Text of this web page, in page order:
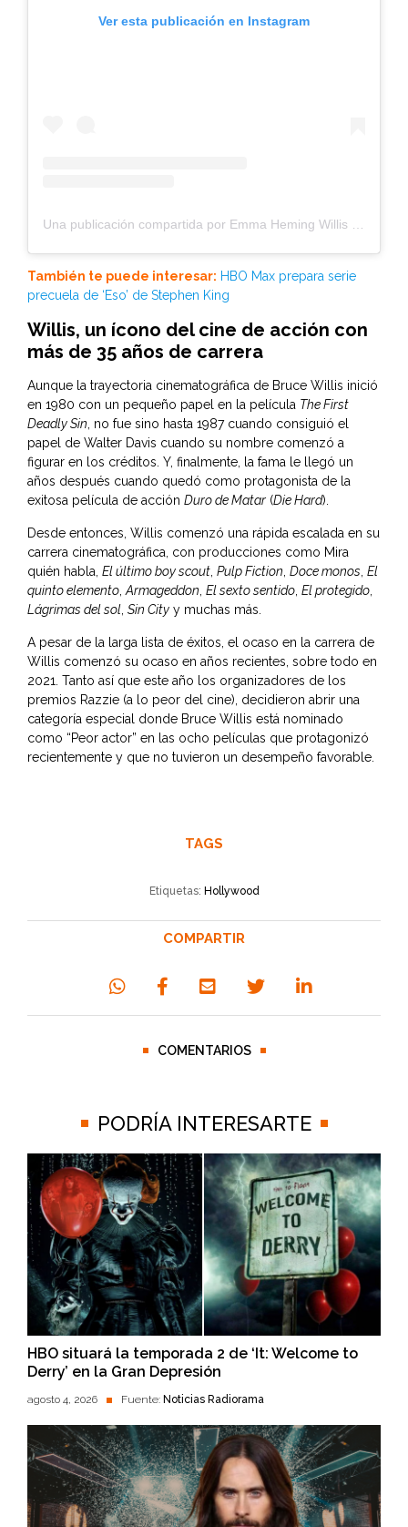
Ver esta publicación en Instagram
También te puede interesar: HBO Max prepara serie
precuela de ‘Eso’ de Stephen King
Willis, un ícono del cine de acción con
más de 35 años de carrera
Aunque la trayectoria cinematográfica de Bruce Willis inició
en 1980 con un pequeño papel en la película The First
Deadly Sin , no fue sino hasta 1987 cuando consiguió el
papel de Walter Davis cuando su nombre comenzó a
figurar en los créditos. Y, finalmente, la fama le llegó un
años después cuando quedó como protagonista de la
exitosa película de acción Duro de Matar (Die Hard).
Desde entonces, Willis comenzó una rápida escalada en su
carrera cinematográfica, con producciones como Mira
quién habla, El último boy scout Pulp Fiction Doce monos El
quinto elemento Armageddon El sexto sentido El protegido
Lágrimas del sol Sin City y muchas más.
A pesar de la larga lista de éxitos, el ocaso en la carrera de
Willis comenzó su ocaso en años recientes, sobre todo en
2021. Tanto así que este año los organizadores de los
premios Razzie (a lo peor del cine), decidieron abrir una
categoría especial donde Bruce Willis está nominado
como “Peor actor” en las ocho películas que protagonizó
recientemente y que no tuvieron un desempeño favorable.
TAGS
Etiquetas: Hollywood
COMPARTIR
COMENTARIOS
PODRÍA INTERESARTE
HBO situará la temporada 2 de ‘It: Welcome to
Derry’ en la Gran Depresión
agosto 4, 2026 Fuente: Noticias Radiorama